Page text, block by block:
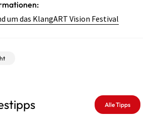
um das KlangART Vision Festival
Alle Tipps